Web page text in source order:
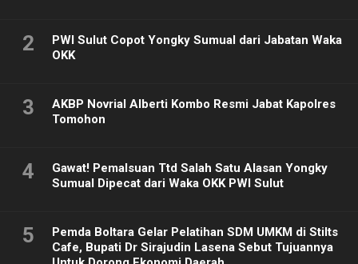
2
PWI Sulut Copot Yongky Sumual dari Jabatan Waka
OKK
3
AKBP Novrial Alberti Kombo Resmi Jabat Kapolres
Tomohon
4
Gawat! Pemalsuan Ttd Salah Satu Alasan Yongky
Sumual Dipecat dari Waka OKK PWI Sulut
5
Pemda Boltara Gelar Pelatihan SDM UMKM di Stilts
Cafe, Bupati Dr Sirajudin Lasena Sebut Tujuannya